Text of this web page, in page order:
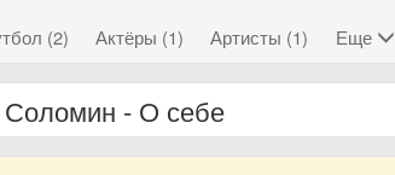
(2) Актёры (1) Артисты (1) Еще
- О себе